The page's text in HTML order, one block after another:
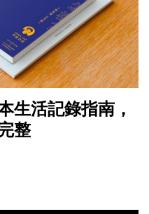
生活記錄指南，
整